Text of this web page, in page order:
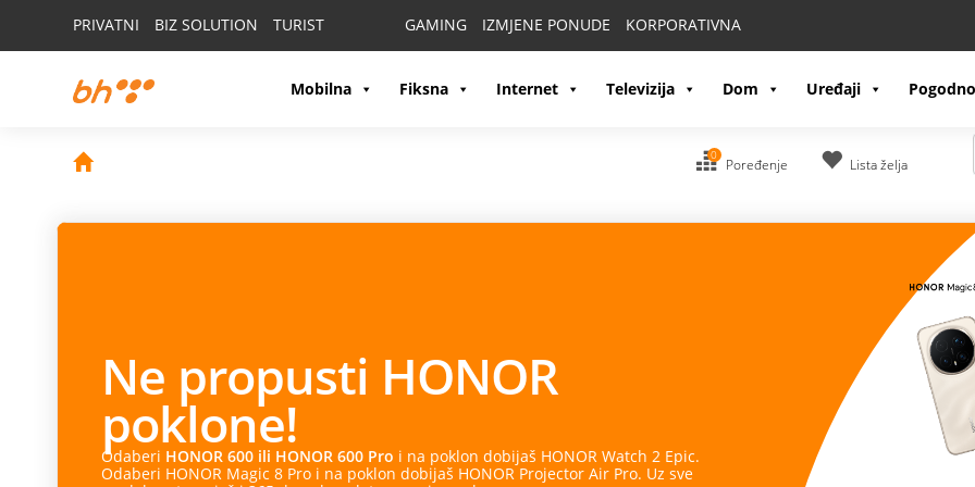
PRIVATNI BIZ SOLUTION TURIST GAMING IZMJENE PONUDE KORPORATIVNA
Mobilna Fiksna Internet Televizija Dom Uređaji
0
Poređenje Lista želja
Ne propusti HONOR
poklone!
Odaberi HONOR 600 ili HONOR 600 Pro i na poklon dobijaš HONOR Watch 2 Epic.
Odaberi HONOR Magic 8 Pro i na poklon dobijaš HONOR Projector Air Pro. Uz sve